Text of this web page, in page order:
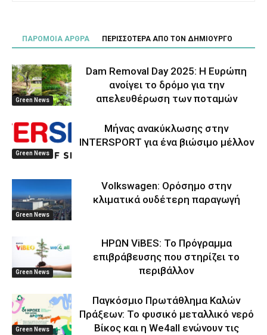
ΠΑΡΟΜΟΙΑ ΑΡΘΡΑ ΠΕΡΙΣΣΟΤΕΡΑ ΑΠΟ ΤΟΝ ΔΗΜΙΟΥΡΓΟ
Green News
Dam Removal Day 2025: Η Ευρώπη
ανοίγει το δρόμο για την
απελευθέρωση των ποταμών
Green News
Μήνας ανακύκλωσης στην
INTERSPORT για ένα βιώσιμο μέλλον
Green News
Volkswagen: Ορόσημο στην
κλιματικά ουδέτερη παραγωγή
Green News
ΗΡΩΝ ViBES: Το Πρόγραμμα
επιβράβευσης που στηρίζει το
περιβάλλον
Green News
Παγκόσμιο Πρωτάθλημα Καλών
Πράξεων: Το φυσικό μεταλλικό νερό
Βίκος και η We4all ενώνουν τις